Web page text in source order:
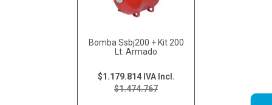
Bomba Ssbj200 + Kit 200
Lt. Armado
$1.474.767
$1.179.814 IVA Incl.